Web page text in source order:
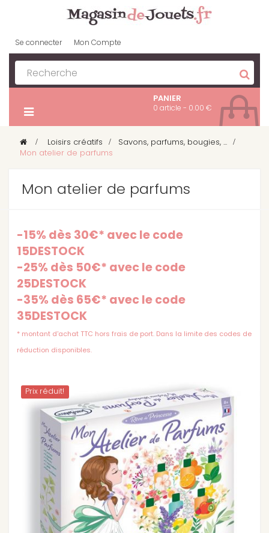
Se connecter Mon Compte
PANIER
0 article - 0.00 €
> Loisirs créatifs > Savons, parfums, bougies, ... >
Mon atelier de parfums
Mon atelier de parfums
-15% dès 30€* avec le code
15DESTOCK
-25% dès 50€* avec le code
25DESTOCK
-35% dès 65€* avec le code
35DESTOCK
* montant d'achat TTC hors frais de port. Dans la limite des codes de
réduction disponibles.
Prix ​​réduit!